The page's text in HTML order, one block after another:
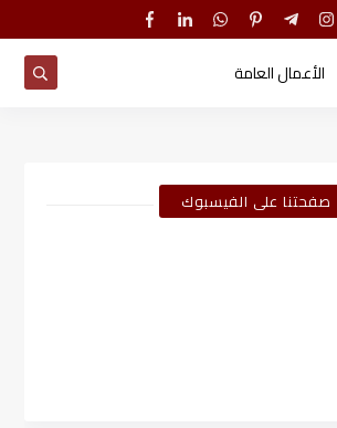
الأعمال العامة
صفحتنا على الفيسبوك